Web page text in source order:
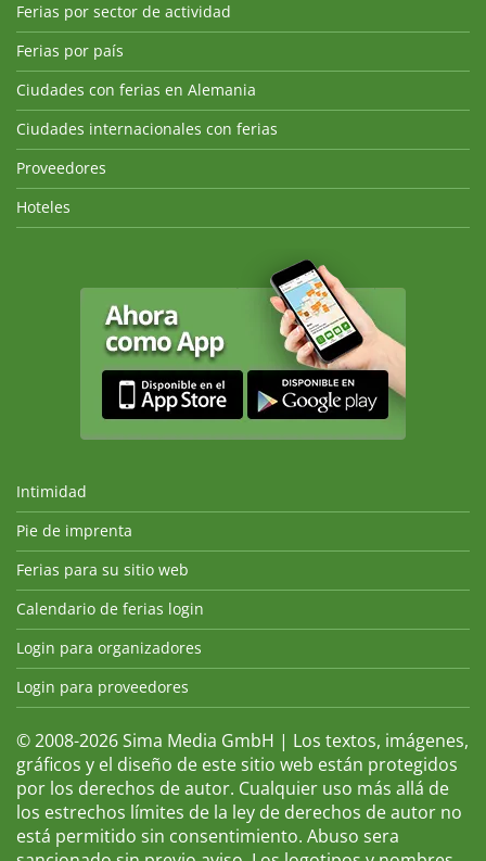
Ferias por sector de actividad
Ferias por país
Ciudades con ferias en Alemania
Ciudades internacionales con ferias
Proveedores
Hoteles
Intimidad
Pie de imprenta
Ferias para su sitio web
Calendario de ferias login
Login para organizadores
Login para proveedores
© 2008-2026 Sima Media GmbH | Los textos, imágenes,
gráficos y el diseño de este sitio web están protegidos
por los derechos de autor. Cualquier uso más allá de
los estrechos límites de la ley de derechos de autor no
está permitido sin consentimiento. Abuso sera